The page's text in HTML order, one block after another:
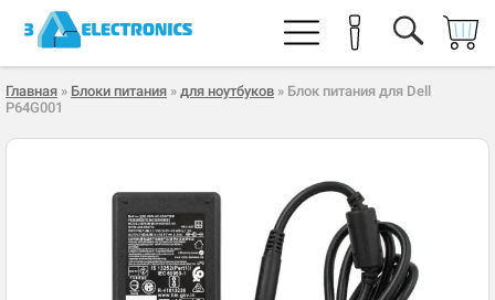
Главная » Блоки питания » для ноутбуков » Блок питания для Dell
P64G001